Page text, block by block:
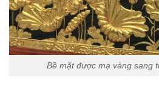
Bề mặt được mạ vàng sang